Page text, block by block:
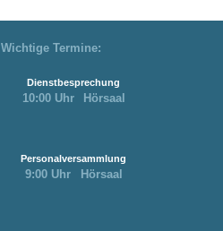
Wichtige Termine:
Dienstbesprechung
10:00 Uhr Hörsaal
Personalversammlung
9:00 Uhr Hörsaal